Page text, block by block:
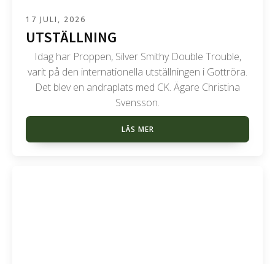
17 JULI, 2026
UTSTÄLLNING
Idag har Proppen, Silver Smithy Double Trouble,
varit på den internationella utställningen i Gottröra.
Det blev en andraplats med CK. Ägare Christina
Svensson.
LÄS MER